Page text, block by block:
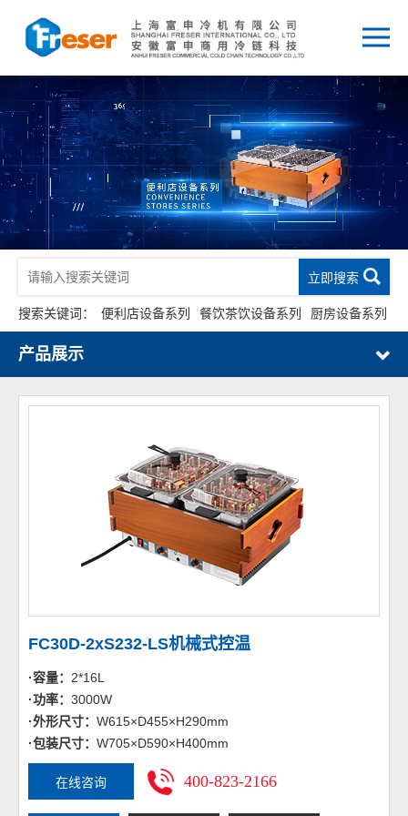
立即搜索
搜索关键词： 便利店设备系列 餐饮茶饮设备系列 厨房设备系列
产品展示
FC30D-2xS232-LS机械式控温
·容量： 2*16L
·功率： 3000W
·外形尺寸： W615×D455×H290mm
·包装尺寸： W705×D590×H400mm
在线咨询 400-823-2166